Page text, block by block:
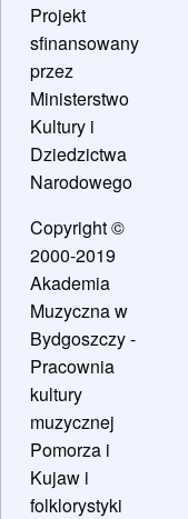
Projekt
sfinansowany
przez
Ministerstwo
Kultury i
Dziedzictwa
Narodowego
Copyright ©
2000-2019
Akademia
Muzyczna w
Bydgoszczy -
Pracownia
kultury
muzycznej
Pomorza i
Kujaw i
folklorystyki